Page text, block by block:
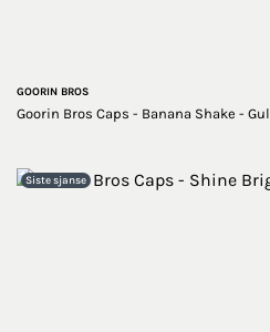
GOORIN BROS
Goorin Bros Caps - Banana Shake - Gul
Siste sjanse